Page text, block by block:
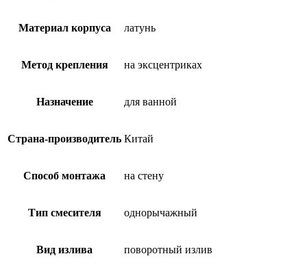
Материал корпуса латунь
Метод крепления на эксцентриках
Назначение для ванной
Страна-производитель Китай
Способ монтажа на стену
Тип смесителя однорычажный
Вид излива поворотный излив